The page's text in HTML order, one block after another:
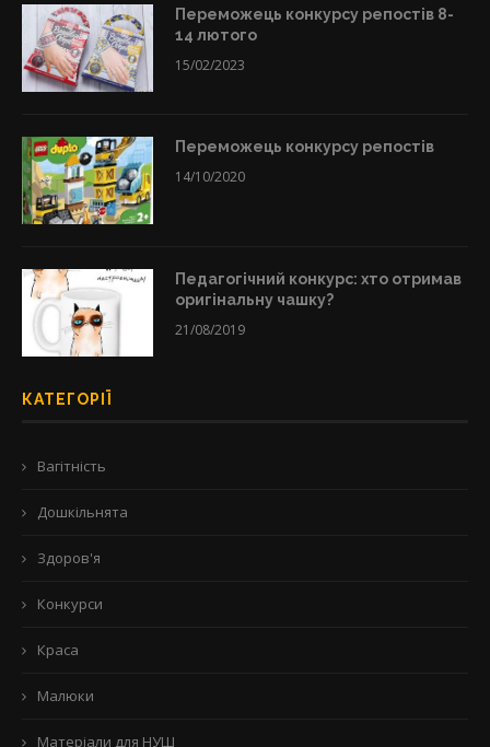
Переможець конкурсу репостів 8-
14 лютого
15/02/2023
Переможець конкурсу репостів
14/10/2020
Педагогічний конкурс: хто отримав
оригінальну чашку?
21/08/2019
КАТЕГОРІЇ
Вагітність
Дошкільнята
Здоров'я
Конкурси
Краса
Малюки
Матеріали для НУШ